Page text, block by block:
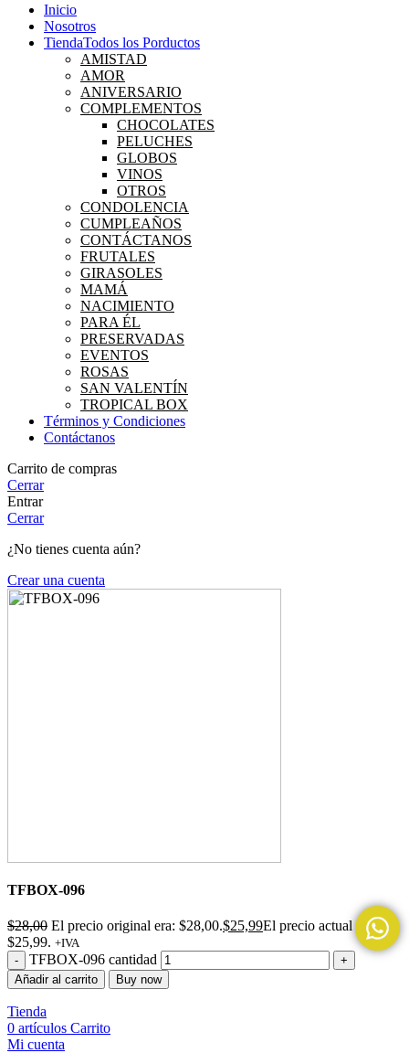
Inicio
Nosotros
TiendaTodos los Porductos
AMISTAD
AMOR
ANIVERSARIO
COMPLEMENTOS
CHOCOLATES
PELUCHES
GLOBOS
VINOS
OTROS
CONDOLENCIA
CUMPLEAÑOS
CONTÁCTANOS
FRUTALES
GIRASOLES
MAMÁ
NACIMIENTO
PARA ÉL
PRESERVADAS
EVENTOS
ROSAS
SAN VALENTÍN
TROPICAL BOX
Términos y Condiciones
Contáctanos
Carrito de compras
Cerrar
Entrar
Cerrar
¿No tienes cuenta aún?
Crear una cuenta
TFBOX-096
$28,00 El precio original era: $28,00.$25,99El precio actual es:
$25,99. +IVA
TFBOX-096 cantidad
Añadir al carrito Buy now
Tienda
0 artículos Carrito
Mi cuenta